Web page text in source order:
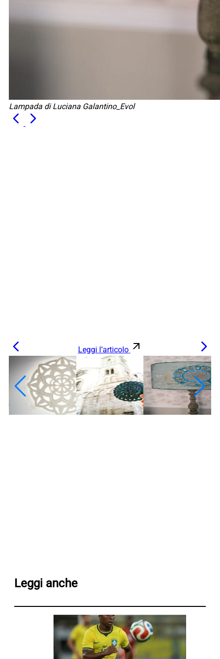
Lampada di Luciana Galantino_Evol
Leggi l’articolo
Leggi anche